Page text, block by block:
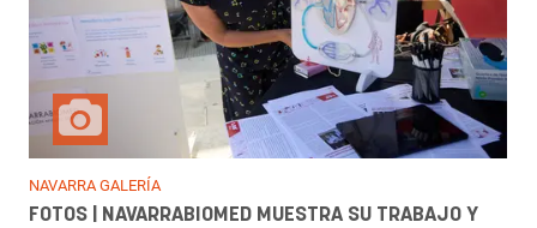
NAVARRA GALERÍA
FOTOS | NAVARRABIOMED MUESTRA SU TRABAJO Y